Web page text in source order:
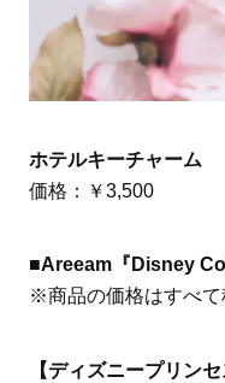
ホテルキーチャーム
価格：￥3,500
■Areeam『Disney
※商品の価格はすべ
【ディズニープリンセ